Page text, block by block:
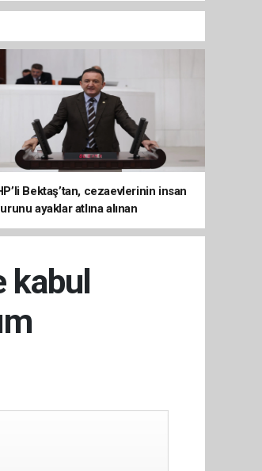
Bektaş’tan, cezaevlerinin insan
ayaklar atlına alınan
dönüşmesine tepki
kabul